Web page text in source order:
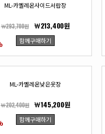
ML-카멜레온사이드서랍장
￦293,700원 ￦213,400원
함께구매하기
ML-카멜레온낮은옷장
￦202,400원 ￦145,200원
함께구매하기